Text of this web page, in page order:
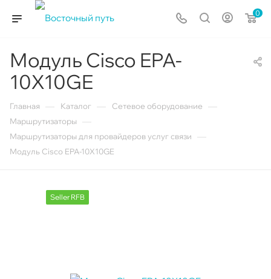
0
Модуль Cisco EPA-
10X10GE
Главная Каталог Сетевое оборудование
Маршрутизаторы
Маршрутизаторы для провайдеров услуг связи
Модуль Cisco EPA-10X10GE
Seller RFB